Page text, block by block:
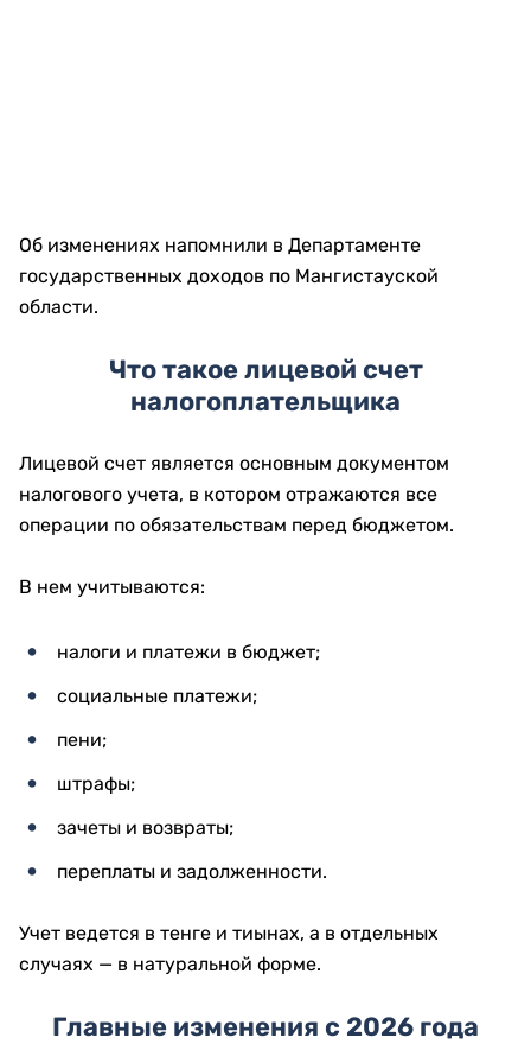
Об изменениях напомнили в Департаменте
государственных доходов по Мангистауской
области.
Что такое лицевой счет
налогоплательщика
Лицевой счет является основным документом
налогового учета, в котором отражаются все
операции по обязательствам перед бюджетом.
В нем учитываются:
налоги и платежи в бюджет;
социальные платежи;
пени;
штрафы;
зачеты и возвраты;
переплаты и задолженности.
Учет ведется в тенге и тиынах, а в отдельных
случаях — в натуральной форме.
Главные изменения с 2026 года